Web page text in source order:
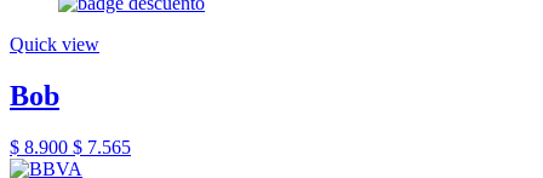
Quick view
Bob
$ 8.900 $ 7.565